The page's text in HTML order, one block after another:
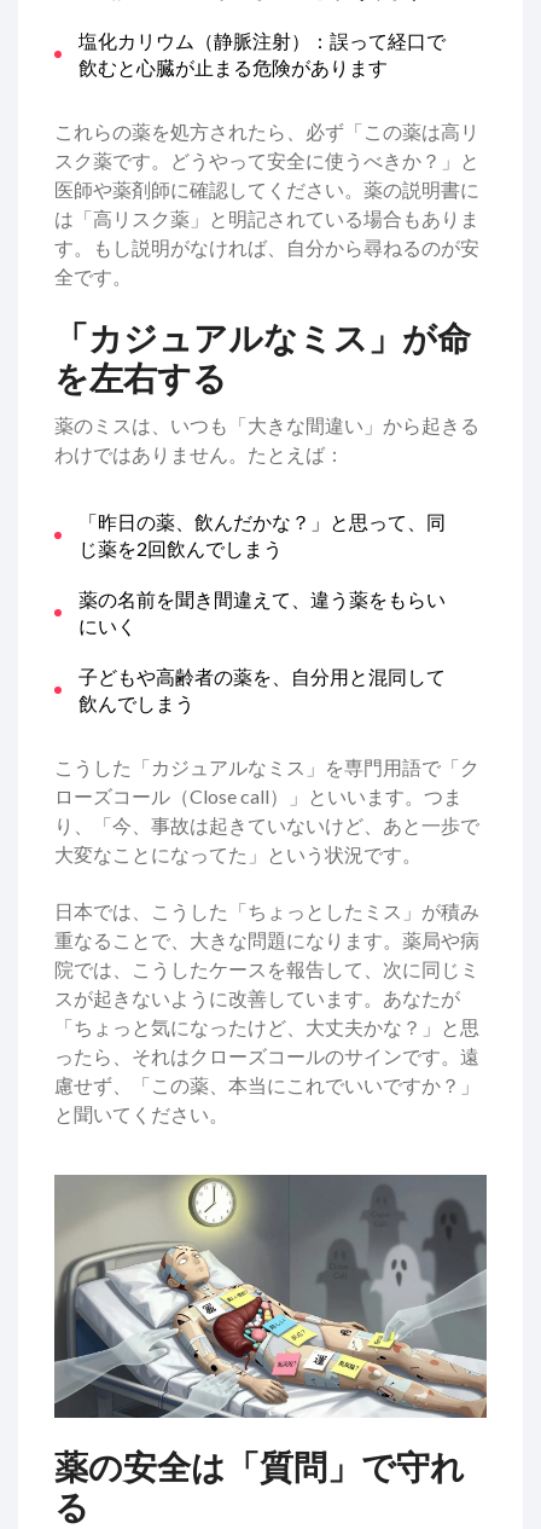
塩化カリウム（静脈注射）：誤って経口で
飲むと心臓が止まる危険があります
これらの薬を処方されたら、必ず「この薬は高リ
スク薬です。どうやって安全に使うべきか？」と
医師や薬剤師に確認してください。薬の説明書に
は「高リスク薬」と明記されている場合もありま
す。もし説明がなければ、自分から尋ねるのが安
全です。
「カジュアルなミス」が命
を左右する
薬のミスは、いつも「大きな間違い」から起きる
わけではありません。たとえば：
「昨日の薬、飲んだかな？」と思って、同
じ薬を2回飲んでしまう
薬の名前を聞き間違えて、違う薬をもらい
にいく
子どもや高齢者の薬を、自分用と混同して
飲んでしまう
こうした「カジュアルなミス」を専門用語で「ク
ローズコール（Close call）」といいます。つま
り、「今、事故は起きていないけど、あと一歩で
大変なことになってた」という状況です。
日本では、こうした「ちょっとしたミス」が積み
重なることで、大きな問題になります。薬局や病
院では、こうしたケースを報告して、次に同じミ
スが起きないように改善しています。あなたが
「ちょっと気になったけど、大丈夫かな？」と思
ったら、それはクローズコールのサインです。遠
慮せず、「この薬、本当にこれでいいですか？」
と聞いてください。
薬の安全は「質問」で守れ
る